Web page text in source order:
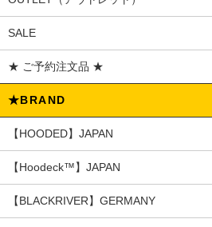
SALE
★ ご予約注文品 ★
★BRAND
【HOODED】JAPAN
【Hoodeck™️】JAPAN
【BLACKRIVER】GERMANY